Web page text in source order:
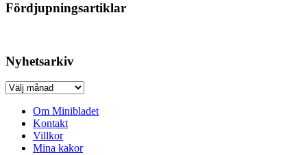
Fördjupningsartiklar
Nyhetsarkiv
Nyhetsarkiv
Om Minibladet
Kontakt
Villkor
Mina kakor